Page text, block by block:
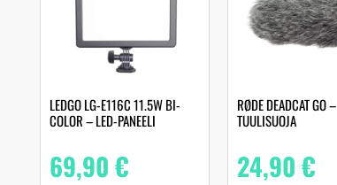
LEDGO LG-E116C 11.5W BI-
COLOR – LED-PANEELI
69,90€
RØDE DEADCAT GO –
TUULISUOJA
24,90€